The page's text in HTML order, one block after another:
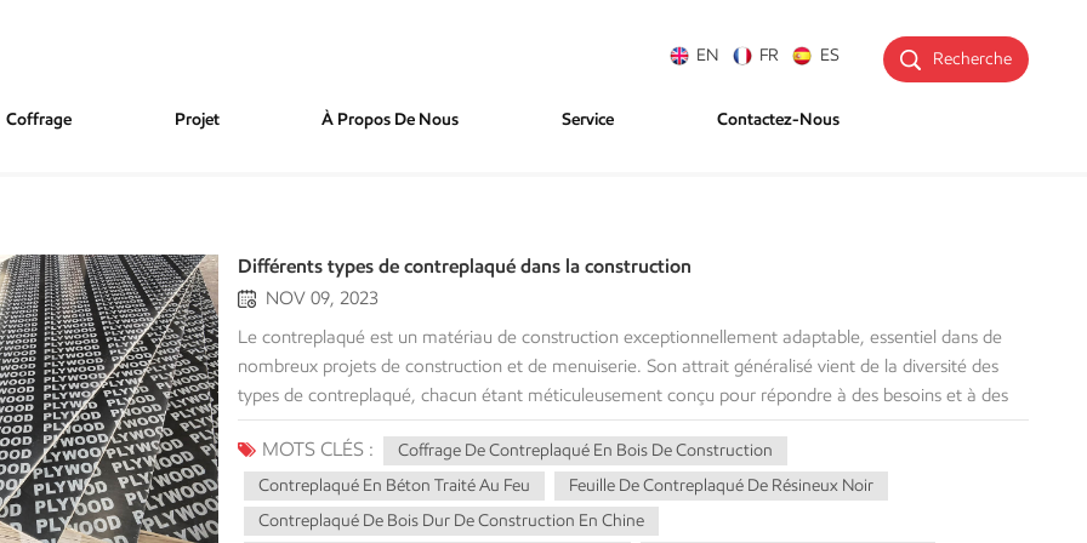
Recherche
EN FR ES
Coffrage Projet À Propos De Nous Service Contactez-Nous
Différents types de contreplaqué dans la construction
NOV 09, 2023
Le contreplaqué est un matériau de construction exceptionnellement adaptable, essentiel dans de
nombreux projets de construction et de menuiserie. Son attrait généralisé vient de la diversité des
types de contreplaqué, chacun étant méticuleusement conçu pour répondre à des besoins et à des
objectifs distincts. Dans cet article, nous examinerons les différentes variantes de contreplaqué, leurs
caractéristiques inhérentes et leurs applications optimales. Types de contreplaqué Contreplaqué
de résineux Définition et utilisations courantes : Le contreplaqué de résineux est produit à partir de
bois provenant d’espèces de résineux comme le pin, le sapin et le cèdre. Il est largement utilisé dans
MOTS CLÉS :
Coffrage De Contreplaqué En Bois De Construction
Contreplaqué En Béton Traité Au Feu
Feuille De Contreplaqué De Résineux Noir
Contreplaqué De Bois Dur De Construction En Chine